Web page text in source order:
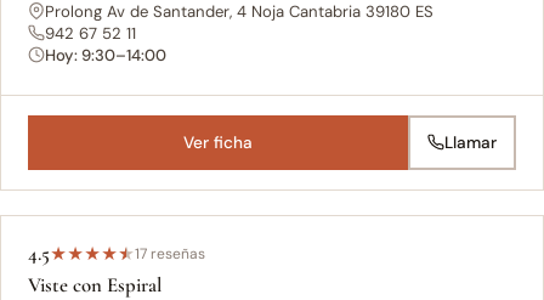
Prolong Av de Santander, 4 Noja Cantabria 39180 ES
942 67 52 11
Hoy: 9:30–14:00
Ver ficha Llamar
4.5★★★★★17 reseñas
Viste con Espiral